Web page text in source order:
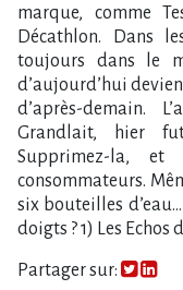
marque, comme
Décathlon. Dans
toujours dans le
d’aujourd’hui
d’après-demain.
Grandlait, hier
Supprimez-la,
consommateurs.
six bouteilles
doigts ? 1) Les Echos
Partager sur: